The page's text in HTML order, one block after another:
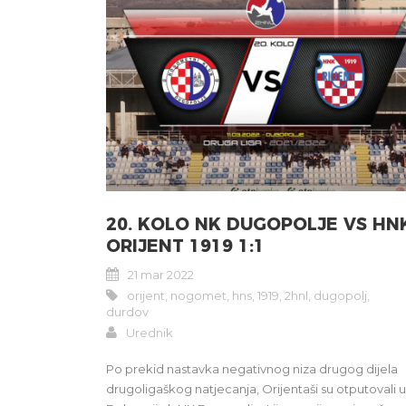
20. KOLO NK DUGOPOLJE VS
ORIJENT 1919 1:1
21 mar 2022
orijent nogomet hns 1919 2hnl dugopolj
durdov
Urednik
Po prekid nastavka negativnog niza drugog dijela
drugoligaškog natjecanja, Orijentaši su otputovali u